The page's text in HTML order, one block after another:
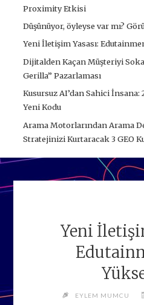
Proximity Etkisi
Düşünüyor, öyleyse var mı?
Yeni İletişim Yasası:
Dijitalden Kaçan Müşteriyi
Gerilla” Pazarlaması
Kusursuz AI’dan Sahici İnsana:
Yeni Kodu
Arama Motorlarından Arama
Stratejinizi Kurtaracak 3 GEO
Yeni
EYLEM MUMCU